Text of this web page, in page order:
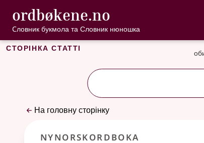
Перейти до основного вмісту
Доступність
ordbøkene.no , Cловник
Cловник букмола та Словник нюношка
Сторінка статті
На головну сторінку
Nynorskordboka